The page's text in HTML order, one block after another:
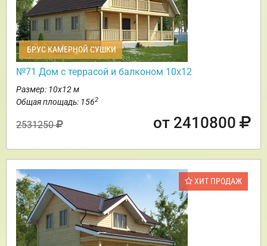
БРУС КАМЕРНОЙ СУШКИ
№71 Дом с террасой и балконом 10х12
Размер: 10х12 м
Общая площадь: 1562
2531250 от 2410800
ХИТ ПРОДАЖ